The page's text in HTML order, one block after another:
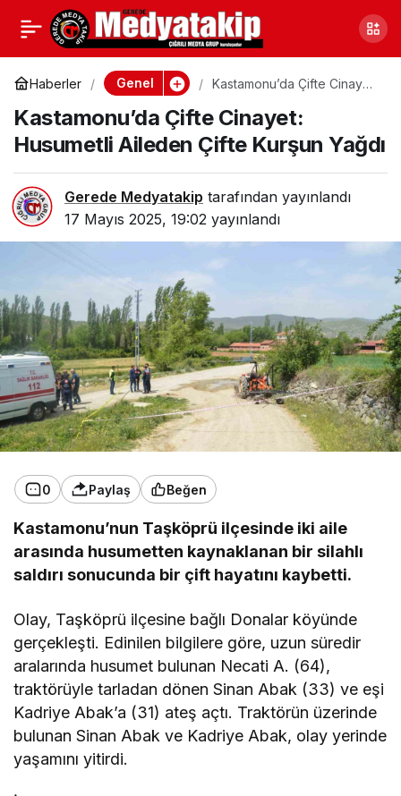
Haberler Genel
Kastamonu’da Çifte Cinayet:
Kurşun Yağdı
Kastamonu’da Çifte Cinayet:
Husumetli Aileden Çifte Kurşun Yağdı
Gerede Medyatakip tarafından yayınlandı
17 Mayıs 2025, 19:02 yayınlandı
0 Paylaş Beğen
Kastamonu’nun Taşköprü ilçesinde iki aile
arasında husumetten kaynaklanan bir silahlı
saldırı sonucunda bir çift hayatını kaybetti.
Olay, Taşköprü ilçesine bağlı Donalar köyünde
gerçekleşti. Edinilen bilgilere göre, uzun süredir
aralarında husumet bulunan Necati A. (64),
traktörüyle tarladan dönen Sinan Abak (33) ve eşi
Kadriye Abak’a (31) ateş açtı. Traktörün üzerinde
bulunan Sinan Abak ve Kadriye Abak, olay yerinde
yaşamını yitirdi.
Düzce’de Gençlik
Haftası Etkinlikleri
Devam Ediyor
Paylaş